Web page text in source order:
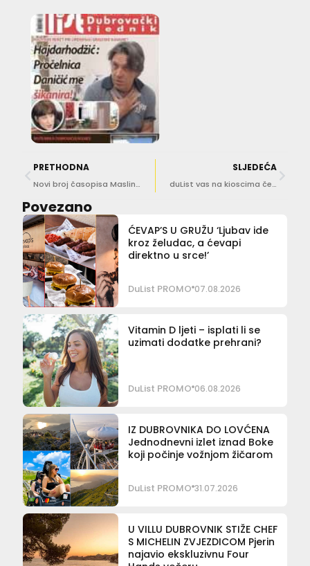
PRETHODNA
Novi broj časopisa Maslinar!
SLJEDEĆA
duList vas na kioscima čeka već u ponedjeljak!
Povezano
ĆEVAP’S U GRUŽU ‘Ljubav ide
kroz želudac, a ćevapi
direktno u srce!’
DuList PROMO 07.08.2026
Vitamin D ljeti – isplati li se
uzimati dodatke prehrani?
DuList PROMO 06.08.2026
IZ DUBROVNIKA DO LOVĆENA
Jednodnevni izlet iznad Boke
koji počinje vožnjom žičarom
DuList PROMO 31.07.2026
U VILLU DUBROVNIK STIŽE CHEF
S MICHELIN ZVJEZDICOM Pjerin
najavio ekskluzivnu Four